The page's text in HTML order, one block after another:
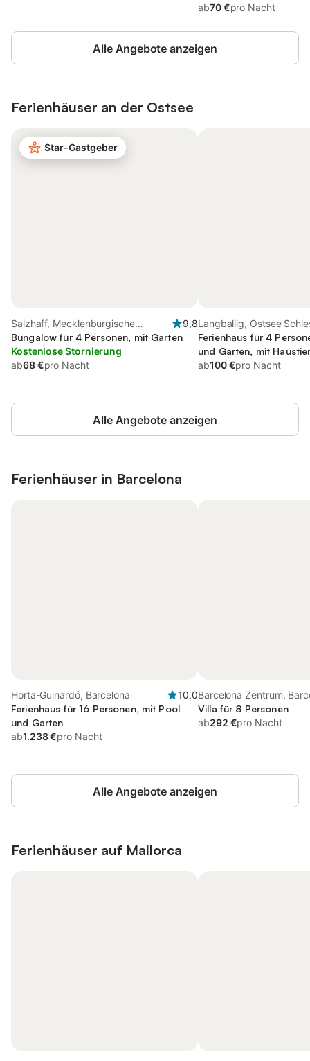
ab70 €pro Nacht
Alle Angebote anzeigen
Ferienhäuser an der Ostsee
Star-Gastgeber
Salzhaff, Mecklenburgische
Ostseeküste
9,8
Bungalow für 4 Personen, mit Garten
Kostenlose Stornierung
ab68 €pro Nacht
Langballig, Ostsee
Holstein
Ferienhaus für 4
und Garten, mit
ab100 €pro Nacht
Alle Angebote anzeigen
Ferienhäuser in Barcelona
Horta-Guinardó, Barcelona
10,0
Ferienhaus für 16 Personen, mit Pool
und Garten
ab1.238 €pro Nacht
Barcelona Zentrum,
Villa für 8 Personen
ab292 €pro Nacht
Alle Angebote anzeigen
Ferienhäuser auf Mallorca